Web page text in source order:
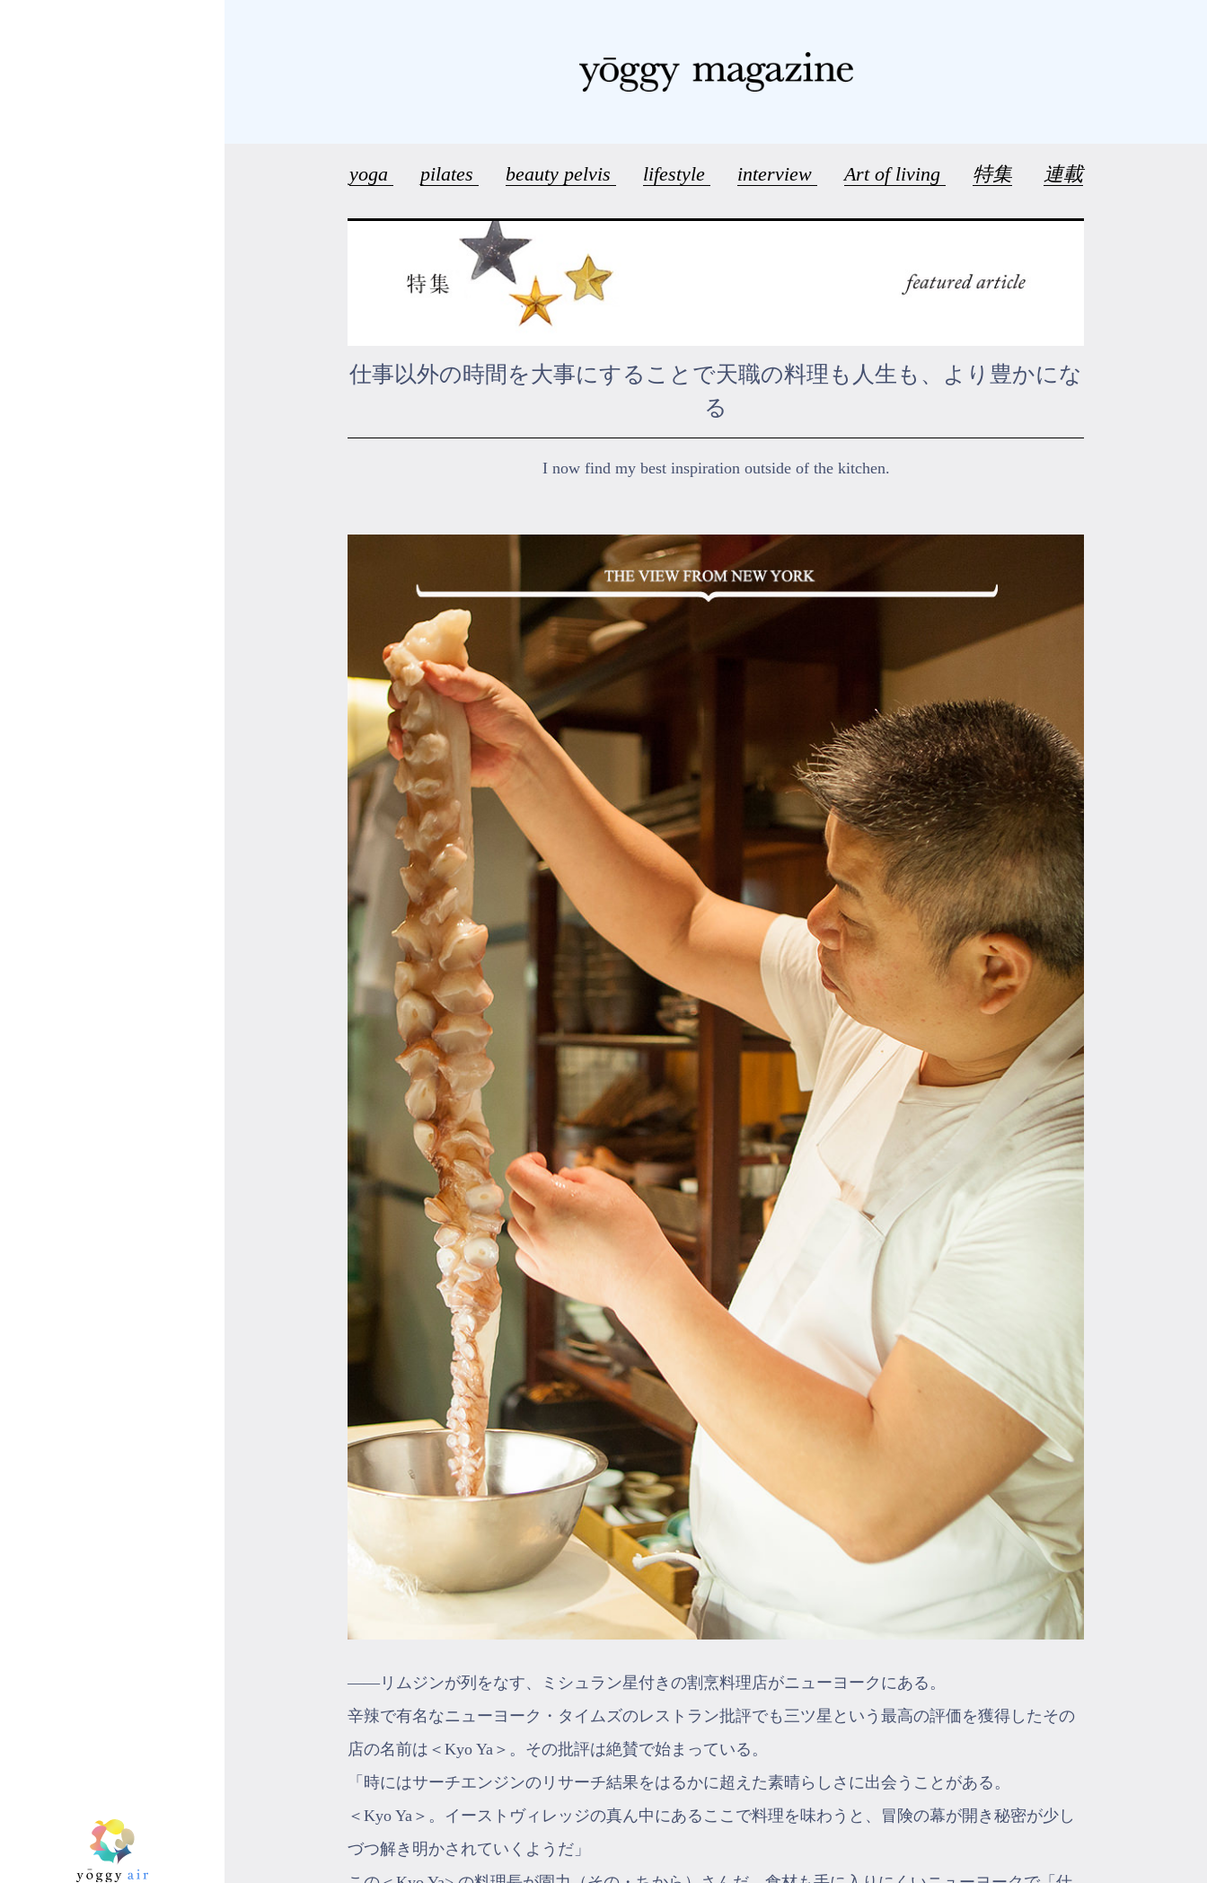
yoga pilates beauty pelvis lifestyle interview Art of living 特集 連載
仕事以外の時間を大事にすることで天職の料理も人生も、より豊かにな
る
I now find my best inspiration outside of the kitchen.
――リムジンが列をなす、ミシュラン星付きの割烹料理店がニューヨークにある。
辛辣で有名なニューヨーク・タイムズのレストラン批評でも三ツ星という最高の評価を獲得したその
店の名前は＜Kyo Ya＞。その批評は絶賛で始まっている。
「時にはサーチエンジンのリサーチ結果をはるかに超えた素晴らしさに出会うことがある。
＜Kyo Ya＞。イーストヴィレッジの真ん中にあるここで料理を味わうと、冒険の幕が開き秘密が少し
づつ解き明かされていくようだ」